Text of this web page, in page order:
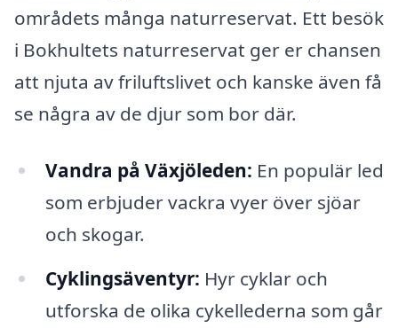
områdets många naturreservat. Ett besök
i Bokhultets naturreservat ger er chansen
att njuta av friluftslivet och kanske även få
se några av de djur som bor där.
Vandra på Växjöleden: En populär led
som erbjuder vackra vyer över sjöar
och skogar.
Cyklingsäventyr: Hyr cyklar och
utforska de olika cykellederna som går